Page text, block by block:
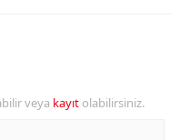
veya kayıt olabilirsiniz.